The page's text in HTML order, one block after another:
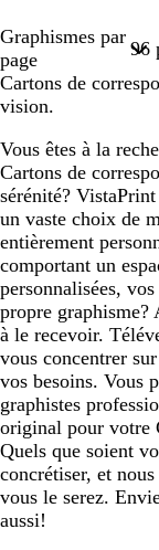
Graphismes par
page
Cartons de
vision.
Vous êtes à la
Cartons de
sérénité?
un vaste choix de
entièrement
comportant un
personnalisées,
propre graphisme?
à le recevoir.
vous concentrer
vos besoins. Vous
graphistes
original pour votre
Quels que soient
concrétiser, et
vous le serez.
aussi!